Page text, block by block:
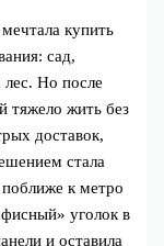
купить
сад,
лес. Но после
тяжело жить без
доставок,
стала
поближе к метро
уголок в
и оставила